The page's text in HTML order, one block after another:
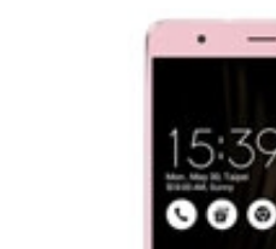
ราคามือถือ
HOW TO มือถือ